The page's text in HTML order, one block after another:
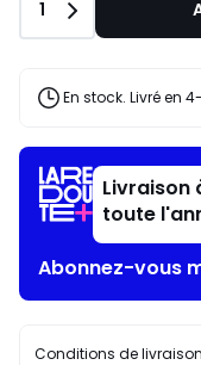
CHF
94,95
de
réduction
Quantité
1
En stock. Livré en
Livraison
toute
Abonnez-vous
Conditions de livraison